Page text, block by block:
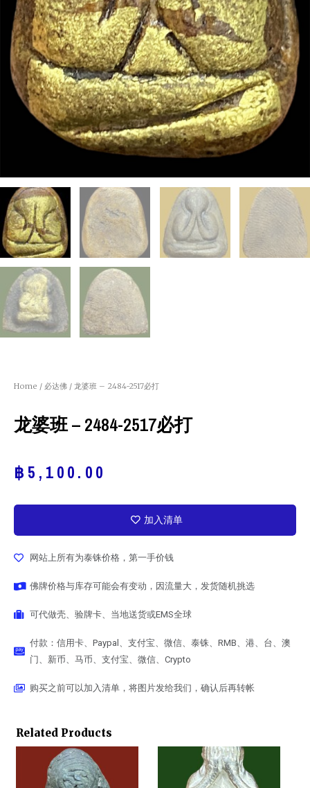
Home / 必达佛 / 龙婆班 – 2484-2517必打
龙婆班 – 2484-2517必打
฿ 5,100.00
加入清单
网站上所有为泰铢价格，第一手价钱
佛牌价格与库存可能会有变动，因流量大，发货随机挑选
可代做壳、验牌卡、当地送货或EMS全球
付款：信用卡、Paypal、支付宝、微信、泰铢、RMB、港、台、澳
门、新币、马币、支付宝、微信、Crypto
购买之前可以加入清单，将图片发给我们，确认后再转帐
Related Products